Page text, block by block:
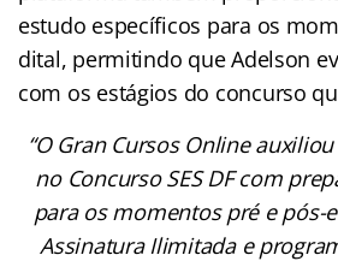
estudo específicos para os
dital, permitindo que Adelson
com os estágios do concurso
“O Gran Cursos Online
no Concurso SES DF com
para os momentos pré e pós-
Assinatura Ilimitada e